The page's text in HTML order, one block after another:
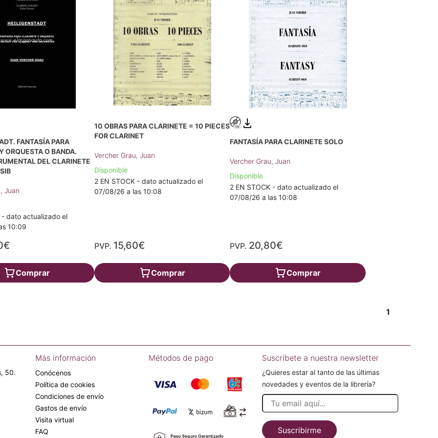
FANTASÍA PARA
ORQUESTA O BANDA.
DEL CLARINETE
Juan
- dato actualizado el
10:09
Comprar
10 OBRAS PARA CLARINETE = 10 PIECES
FOR CLARINET
Vercher Grau, Juan
Disponible
2 EN STOCK - dato actualizado el
07/08/26 a las 10:08
PVP. 15,60€
Comprar
FANTASÍA PARA CLARINETE SOLO
Vercher Grau, Juan
Disponible
2 EN STOCK - dato actualizado el
07/08/26 a las 10:08
PVP. 20,80€
Comprar
1
50.
Más información
Conócenos
Política de cookies
Condiciones de envío
Gastos de envío
Visita virtual
FAQ
Métodos de pago Suscríbete a nuestra newsletter
¿Quieres estar al tanto de las últimas
novedades y eventos de la librería?
Suscribirme